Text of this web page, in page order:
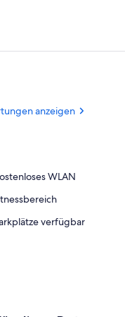
Frühstücksbuffet gegen
anzeigen
WLAN
verfügbar